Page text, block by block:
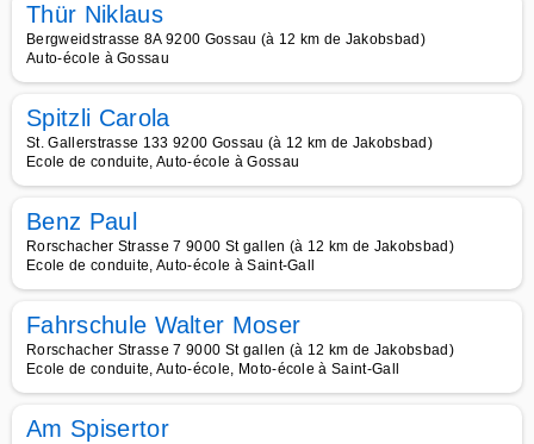
Thür Niklaus
Bergweidstrasse 8A 9200 Gossau (à 12 km de Jakobsbad)
Auto-école à Gossau
Spitzli Carola
St. Gallerstrasse 133 9200 Gossau (à 12 km de Jakobsbad)
Ecole de conduite, Auto-école à Gossau
Benz Paul
Rorschacher Strasse 7 9000 St gallen (à 12 km de Jakobsbad)
Ecole de conduite, Auto-école à Saint-Gall
Fahrschule Walter Moser
Rorschacher Strasse 7 9000 St gallen (à 12 km de Jakobsbad)
Ecole de conduite, Auto-école, Moto-école à Saint-Gall
Am Spisertor